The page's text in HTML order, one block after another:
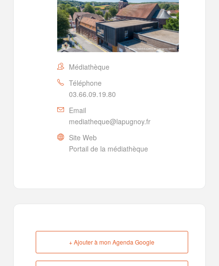
Médiathèque
Téléphone
03.66.09.19.80
Email
mediatheque@lapugnoy.fr
Site Web
Portail de la médiathèque
+ Ajouter à mon Agenda Google